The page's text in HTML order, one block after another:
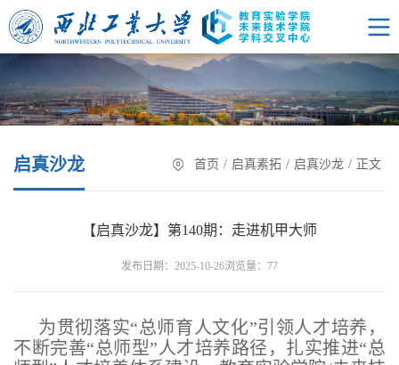
启真沙龙 首页 / 启真素拓 / 启真沙龙 / 正文
【启真沙龙】第140期：走进机甲大师
发布日期：2025-10-26浏览量： 77
为贯彻落实“总师育人文化”引领人才培养，
不断完善“总师型”人才培养路径，扎实推进“总